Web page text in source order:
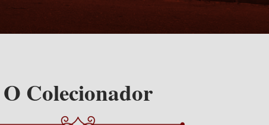
O Colecionador